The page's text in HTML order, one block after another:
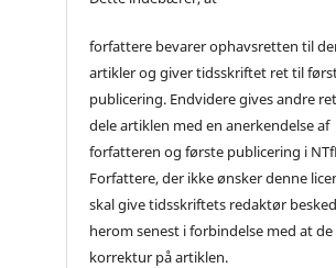
forfattere bevarer ophavsretten til
artikler og giver tidsskriftet ret til
publicering. Endvidere gives andre
dele artiklen med en anerkendelse af
forfatteren og første publicering i
Forfattere, der ikke ønsker denne
skal give tidsskriftets redaktør besked
herom senest i forbindelse med at
korrektur på artiklen.